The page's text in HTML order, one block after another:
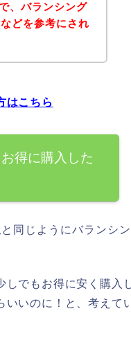
、バランシング
どを参考にされ
はこちら
得に購入した
同じようにバランシ
しでもお得に安く購入
いのに！と、考えて